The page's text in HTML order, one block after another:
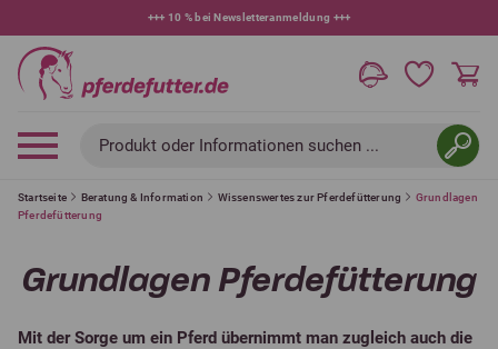
+++ 10 % bei Newsletteranmeldung +++
Produkt oder Informationen suchen ...
Startseite Beratung & Information Wissenswertes zur Pferdefütterung
Grundlagen
Pferdefütterung
Grundlagen Pferdefütterung
Mit der Sorge um ein Pferd übernimmt man zugleich auch die